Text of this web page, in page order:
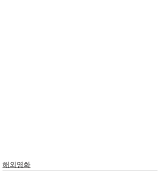
해외영화